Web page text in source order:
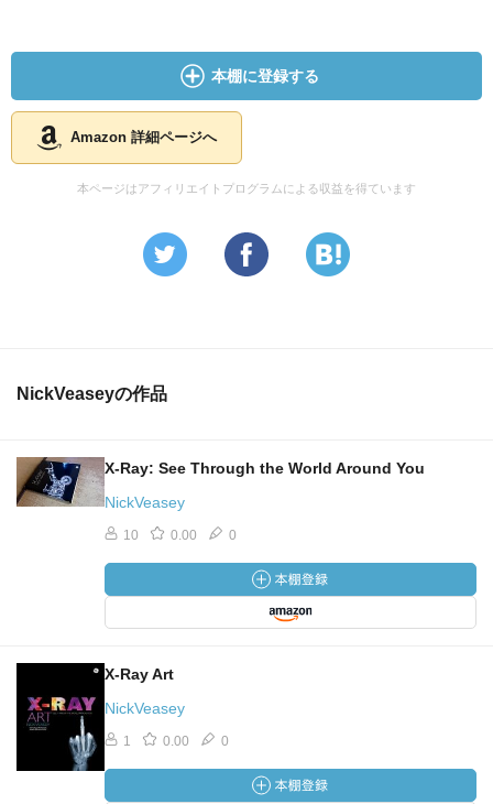
本棚に登録する
Amazon 詳細ページへ
本ページはアフィリエイトプログラムによる収益を得ています
NickVeaseyの作品
X-Ray: See Through the World Around You
NickVeasey
10 0.00 0
X-Ray Art
NickVeasey
1 0.00 0